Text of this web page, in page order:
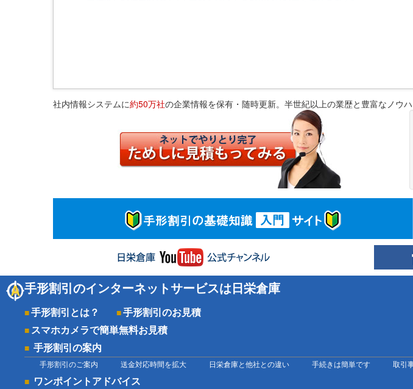
社内情報システムに約50万社の企業情報を保有・随時更新。半世紀以上の業歴と豊富なノウ
手形割引のインターネットサービスは日栄倉庫
手形割引とは？
手形割引のお見積
スマホカメラで簡単無料お見積
手形割引の案内
手形割引のご案内 送金対応時間を拡大 日栄倉庫と他社との違い 手続きは簡単です 取引
ワンポイントアドバイス